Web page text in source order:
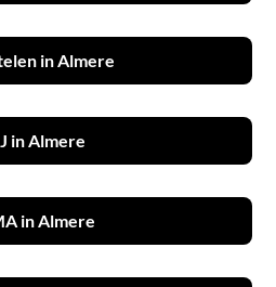
in Almere
in Almere
in Almere